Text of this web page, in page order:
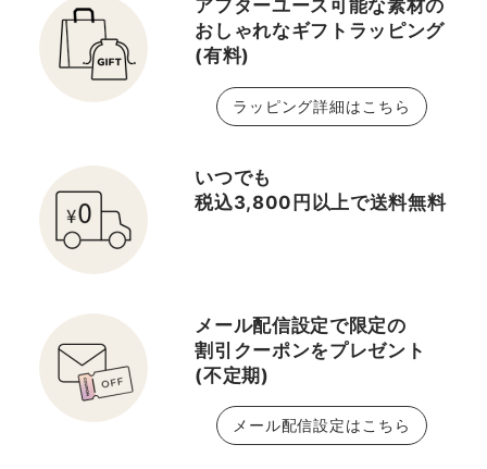
を採用。 ＊1 天然由来成
分とは、自然由来指数
91%（水を含まない）
ISO16128準拠 ＊2 シア
バオイル（ホホバ種子
油）配合。共に保湿成分
＊3 パラベン・パラフィ
ン・鉱物油フリー こちら
は全部で7色展開です！
カラー♡ 塗り心地も滑ら
かに塗りやすいです！ こ
の夏にピッタリ♡
アフターユース可能な素材の
おしゃれなギフトラッピング
(有料)
ラッピング詳細はこちら
いつでも
税込3,800円以上で送料無料
メール配信設定で限定の
割引クーポンをプレゼント
(不定期)
メール配信設定はこちら